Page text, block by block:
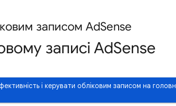
записом AdSense
записі AdSense
і керувати обліковим записом на